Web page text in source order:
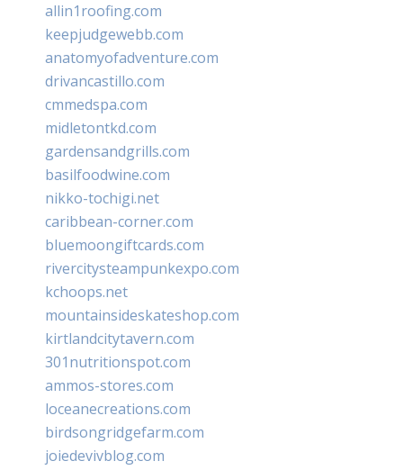
allin1roofing.com
keepjudgewebb.com
anatomyofadventure.com
drivancastillo.com
cmmedspa.com
midletontkd.com
gardensandgrills.com
basilfoodwine.com
nikko-tochigi.net
caribbean-corner.com
bluemoongiftcards.com
rivercitysteampunkexpo.com
kchoops.net
mountainsideskateshop.com
kirtlandcitytavern.com
301nutritionspot.com
ammos-stores.com
loceanecreations.com
birdsongridgefarm.com
joiedevivblog.com